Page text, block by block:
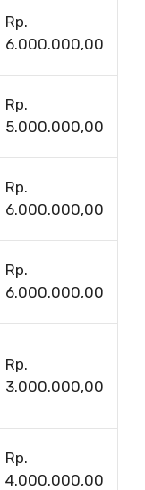
Rp.
6.000.000,00
Rp.
5.000.000,00
Rp.
6.000.000,00
Rp.
6.000.000,00
Rp.
3.000.000,00
Rp.
4.000.000,00